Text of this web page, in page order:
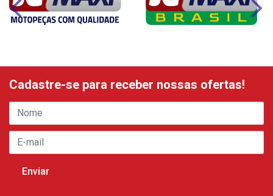
Cadastre-se para receber nossas ofertas!